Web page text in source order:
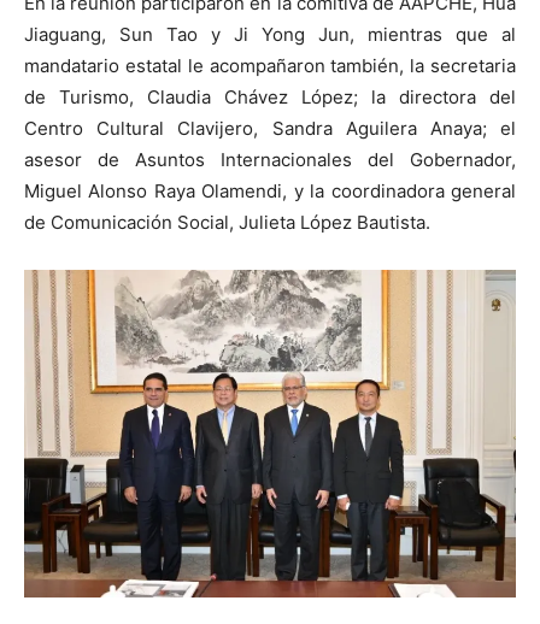
Jiaguang, Sun Tao y Ji Yong Jun, mientras que al
mandatario estatal le acompañaron también, la secretaria
de Turismo, Claudia Chávez López; la directora del
Centro Cultural Clavijero, Sandra Aguilera Anaya; el
asesor de Asuntos Internacionales del Gobernador,
Miguel Alonso Raya Olamendi, y la coordinadora general
de Comunicación Social, Julieta López Bautista.